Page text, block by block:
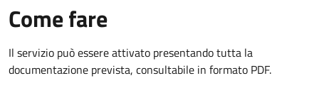
Come fare
Il servizio può essere attivato presentando tutta la
documentazione prevista, consultabile in formato PDF.